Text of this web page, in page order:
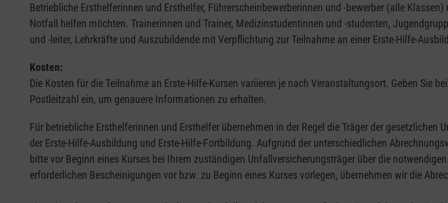
Betriebliche Ersthelferinnen und Ersthelfer, Führerscheinbewerberinnen und -bewerber (alle Klassen)
Notfall helfen möchten. Trainerinnen und Trainer, Medizinstudentinnen und -studenten,
und -leiter, Lehrkräfte und Auszubildende mit Verpflichtung zur Teilnahme an einer Erste-Hilfe-
Kosten:
Die Kosten für die Teilnahme an Erste-Hilfe-Kursen variieren je nach Veranstaltungsort. Geben Sie
Postleitzahl ein, um genauere Informationen zu erhalten.
Für betriebliche Ersthelferinnen und Ersthelfer übernehmen in der Regel die Träger der gesetzlichen
der Erste-Hilfe-Ausbildung und Erste-Hilfe-Fortbildung. Aufgrund der unterschiedlichen
bitte vor Beginn eines Kurses bei Ihrem zuständigen Unfallversicherungsträger über die
erforderlichen Bescheinigungen vor bzw. zu Beginn eines Kurses vorlegen, übernehmen wir die